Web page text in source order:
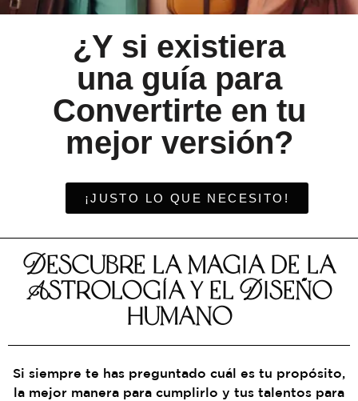
¿Y si existiera
una guía para
Convertirte en tu
mejor versión?
¡JUSTO LO QUE NECESITO!
Descubre la magia de la
Astrología y el Diseño
humano
Si siempre te has preguntado cuál es tu propósito,
la mejor manera para cumplirlo y tus talentos para